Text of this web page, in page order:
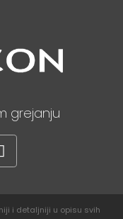
grejanju
i detaljniji u opisu svih